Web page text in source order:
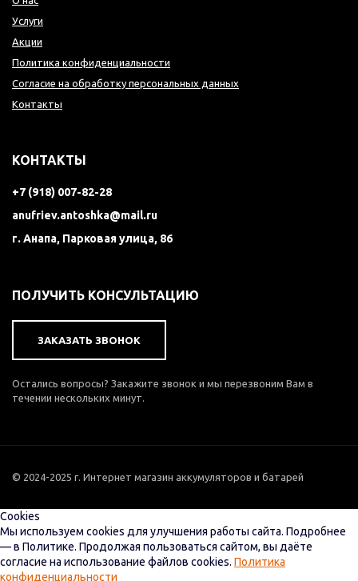
Услуги
Акции
Политика конфиденциальности
Согласие на обработку персональных данных
Контакты
КОНТАКТЫ
+7 (918) 007-82-28
anufriev.antoshka@mail.ru
г. Анапа, Парковая улица, 86
ПОЛУЧИТЬ КОНСУЛЬТАЦИЮ
ЗАКАЗАТЬ ЗВОНОК
Остались вопросы? Закажите звонок и мы перезвоним Вам в
течении нескольких минут.
© 2024-2025 г. Интернет магазин аккумуляторов и батарей
Cookies
Мы используем cookies для улучшения работы сайта. Подробнее
— в Политике. Продолжая пользоваться сайтом, вы даёте
согласие на использование файлов cookies. Политика
конфиденциальности